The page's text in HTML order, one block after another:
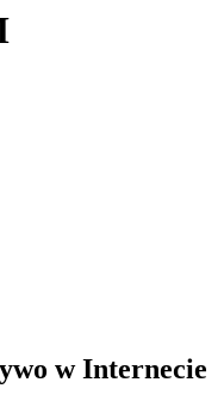
w Internecie